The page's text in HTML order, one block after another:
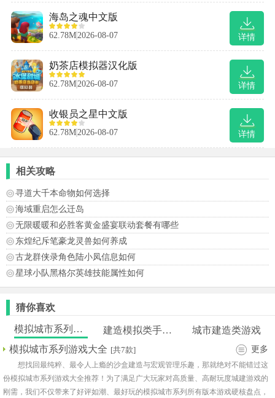
详情
海岛之魂中文版
62.78M2026-08-07
详情
奶茶店模拟器汉化版
62.78M2026-08-07
详情
收银员之星中文版
62.78M2026-08-07
相关攻略
寻道大千本命物如何选择
海域重启怎么迁岛
无限暖暖和必胜客黄金盛宴联动套餐有哪些
东煌纪斥笔豪龙灵兽如何养成
古龙群侠录角色陆小凤信息如何
星球小队黑格尔英雄技能属性如何
猜你喜欢
模拟城市系列游戏大全 建造模拟类手游推荐
城市建造类游戏
模拟城市系列游戏大全 [共7款] 更多
想找回最纯粹、最令人上瘾的沙盒建造与宏观管理乐趣，那就绝对不能错过这
份模拟城市系列游戏大全推荐！为了满足广大玩家对高质量、高耐玩度城建游戏的
刚需，我们不仅带来了好评如潮、最好玩的模拟城市系列所有版本游戏硬核盘点，